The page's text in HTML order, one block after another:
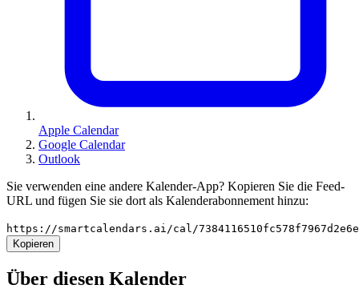
Apple Calendar
Google Calendar
Outlook
Sie verwenden eine andere Kalender-App? Kopieren Sie die Feed-
URL und fügen Sie sie dort als Kalenderabonnement hinzu:
https://smartcalendars.ai/cal/
Kopieren
Über diesen Kalender